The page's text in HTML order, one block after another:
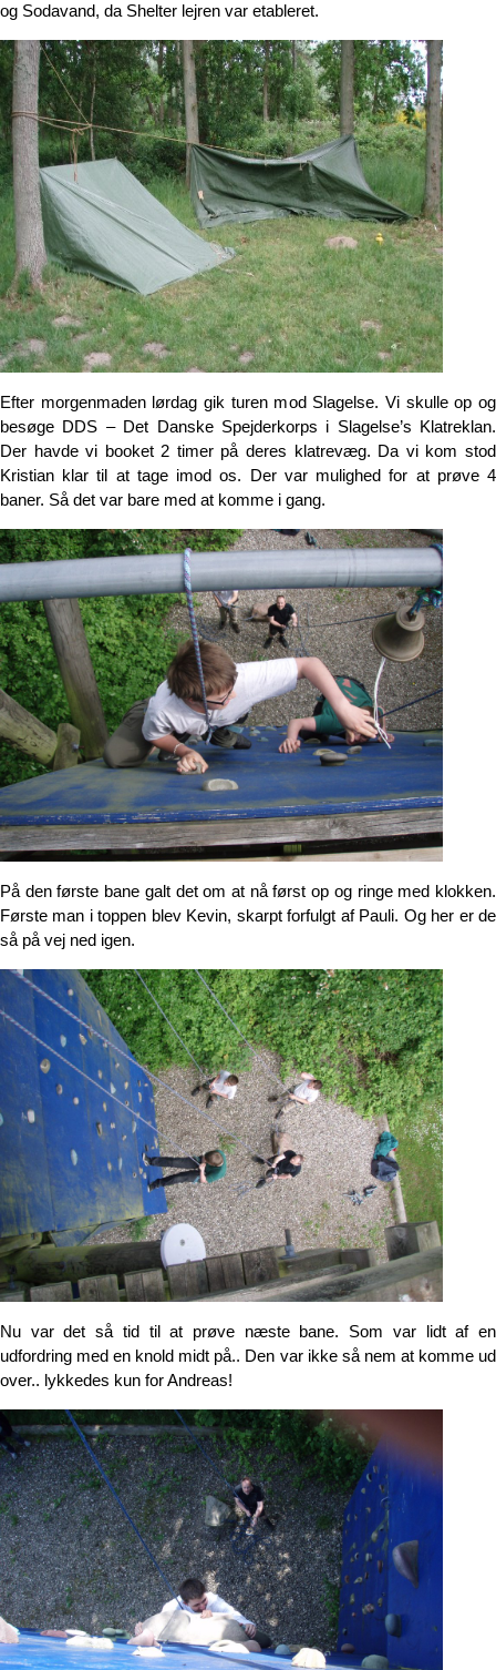
og Sodavand, da Shelter lejren var etableret.
Efter morgenmaden lørdag gik turen mod Slagelse. Vi skulle op og
besøge DDS – Det Danske Spejderkorps i Slagelse’s Klatreklan.
Der havde vi booket 2 timer på deres klatrevæg. Da vi kom stod
Kristian klar til at tage imod os. Der var mulighed for at prøve 4
baner. Så det var bare med at komme i gang.
På den første bane galt det om at nå først op og ringe med klokken.
Første man i toppen blev Kevin, skarpt forfulgt af Pauli. Og her er de
så på vej ned igen.
Nu var det så tid til at prøve næste bane. Som var lidt af en
udfordring med en knold midt på.. Den var ikke så nem at komme ud
over.. lykkedes kun for Andreas!